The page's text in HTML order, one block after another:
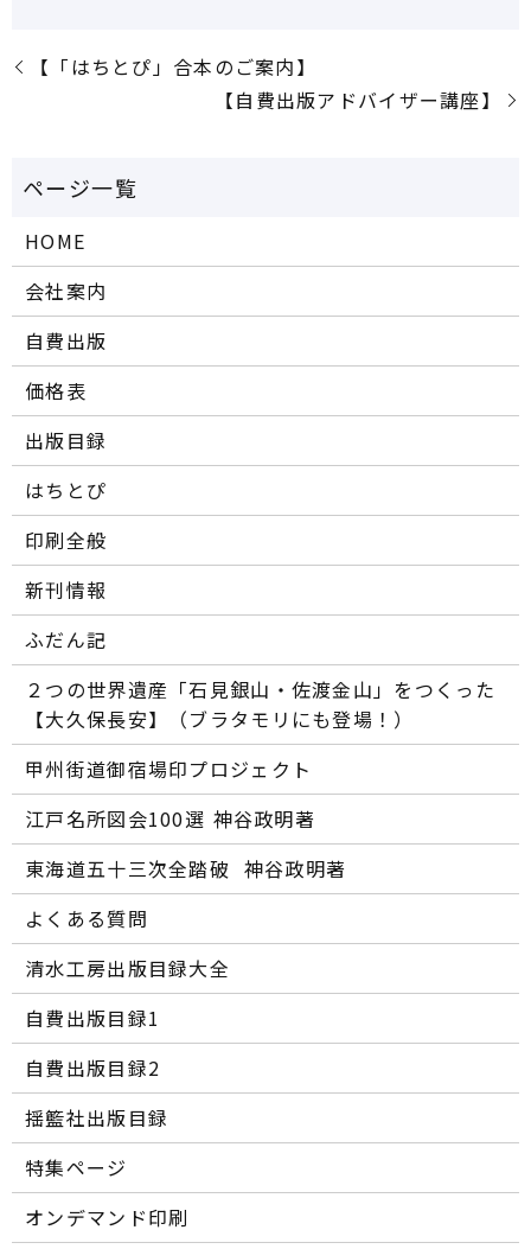
【「はちとぴ」合本のご案内】
【自費出版アドバイザー講座】
HOME
会社案内
自費出版
価格表
出版目録
はちとぴ
印刷全般
新刊情報
ふだん記
２つの世界遺産「石見銀山・佐渡金山」をつくった
【大久保長安】（ブラタモリにも登場！）
甲州街道御宿場印プロジェクト
江戸名所図会100選―― 神谷政明著
東海道五十三次全踏破 ―― 神谷政明著
よくある質問
清水工房出版目録大全
自費出版目録1
自費出版目録2
揺籃社出版目録
特集ページ
オンデマンド印刷